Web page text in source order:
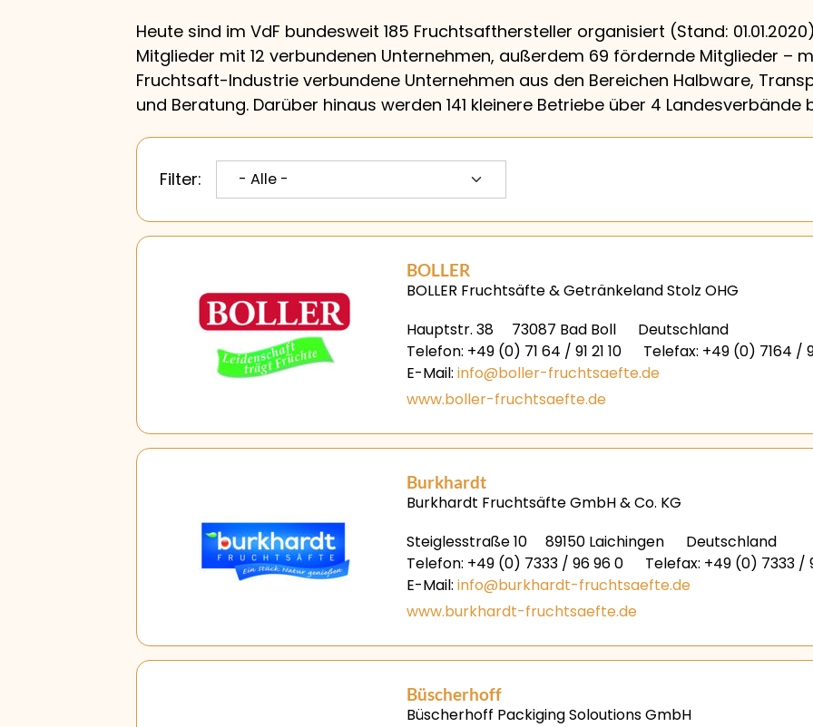
Heute sind im VdF bundesweit 185 Fruchtsafthersteller organisiert (Stand:
Mitglieder mit 12 verbundenen Unternehmen, außerdem 69 fördernde Mitglieder –
Fruchtsaft-Industrie verbundene Unternehmen aus den Bereichen Halbware,
und Beratung. Darüber hinaus werden 141 kleinere Betriebe über 4 Landesverbände
Filter:
BOLLER
BOLLER Fruchtsäfte & Getränkeland Stolz OHG
Hauptstr. 38
73087 Bad Boll
Deutschland
Telefon: +49 (0) 71 64 / 91 21 10
Telefax: +49 (0) 7164 / 91
E-Mail: info@boller-fruchtsaefte.de
www.boller-fruchtsaefte.de
Burkhardt
Burkhardt Fruchtsäfte GmbH & Co. KG
Steiglesstraße 10
89150 Laichingen
Deutschland
Telefon: +49 (0) 7333 / 96 96 0
Telefax: +49 (0) 7333 /
E-Mail: info@burkhardt-fruchtsaefte.de
www.burkhardt-fruchtsaefte.de
Büscherhoff
Büscherhoff Packiging Soloutions GmbH